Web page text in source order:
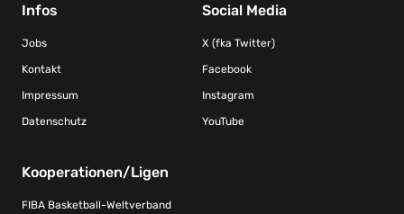
Infos
Jobs
Kontakt
Impressum
Datenschutz
Social Media
X (fka Twitter)
Facebook
Instagram
YouTube
Kooperationen/Ligen
FIBA Basketball-Weltverband